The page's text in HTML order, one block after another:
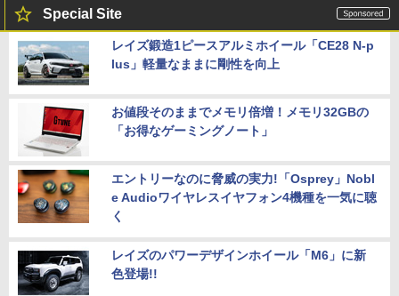
Special Site
レイズ鍛造1ピースアルミホイール「CE28 N-p
lus」軽量なままに剛性を向上
お値段そのままでメモリ倍増！メモリ32GBの
「お得なゲーミングノート」
エントリーなのに脅威の実力!「Osprey」Nobl
e Audioワイヤレスイヤフォン4機種を一気に聴
く
レイズのパワーデザインホイール「M6」に新
色登場!!